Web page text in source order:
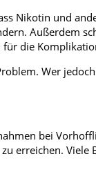
Nikotin und
Außerdem
die
Wer
bei
erreichen. Viele